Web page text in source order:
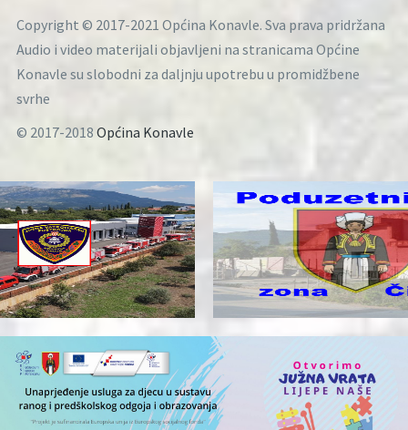
Copyright © 2017-2021 Općina Konavle. Sva prava pridržana
Audio i video materijali objavljeni na stranicama Općine
Konavle su slobodni za daljnju upotrebu u promidžbene
svrhe
© 2017-2018 Općina Konavle